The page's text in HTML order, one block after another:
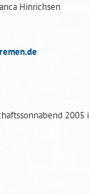
Hinrichsen
2005